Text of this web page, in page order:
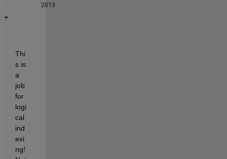
2013
Thi
s is
a
job
for
logi
cal
ind
exi
ng!